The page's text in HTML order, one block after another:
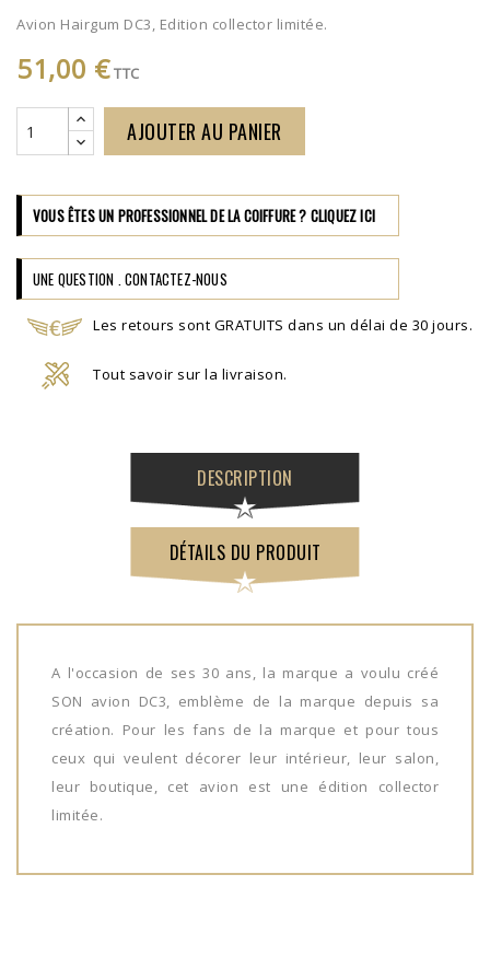
Avion Hairgum DC3, Edition collector limitée.
51,00 €TTC
AJOUTER AU PANIER
VOUS ÊTES UN PROFESSIONNEL DE LA COIFFURE ? CLIQUEZ ICI
UNE QUESTION . CONTACTEZ-NOUS
Les retours sont GRATUITS dans un délai de 30 jours.
Tout savoir sur la livraison.
DESCRIPTION
DÉTAILS DU PRODUIT
A l'occasion de ses 30 ans, la marque a voulu créé
SON avion DC3, emblème de la marque depuis sa
création. Pour les fans de la marque et pour tous
ceux qui veulent décorer leur intérieur, leur salon,
leur boutique, cet avion est une édition collector
limitée.